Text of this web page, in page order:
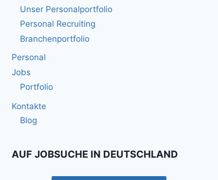
Unser Personalportfolio
Personal Recruiting
Branchenportfolio
Personal
Jobs
Portfolio
Kontakte
Blog
AUF JOBSUCHE IN DEUTSCHLAND